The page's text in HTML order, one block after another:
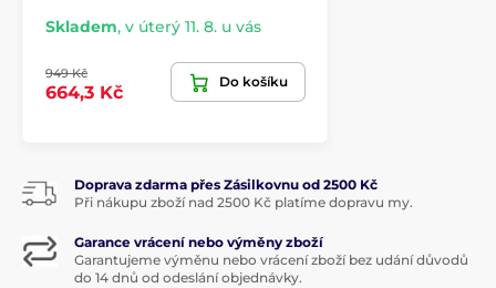
Skladem, v úterý 11. 8. u vás
949 Kč
664,3 Kč
Do košíku
Doprava zdarma přes Zásilkovnu od 2500 Kč
Při nákupu zboží nad 2500 Kč platíme dopravu my.
Garance vrácení nebo výměny zboží
Garantujeme výměnu nebo vrácení zboží bez udání důvodů
do 14 dnů od odeslání objednávky.